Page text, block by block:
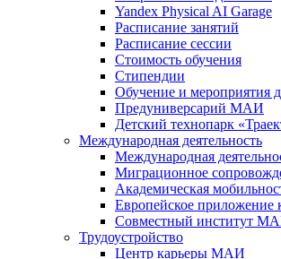
Yandex Physical AI Garage
Расписание занятий
Расписание сессии
Стоимость обучения
Стипендии
Обучение и мероприятия
Предуниверсарий МАИ
Детский технопарк
Международная деятельность
Международная
Миграционное
Академическая
Европейское приложение
Совместный институт
Трудоустройство
Центр карьеры МАИ